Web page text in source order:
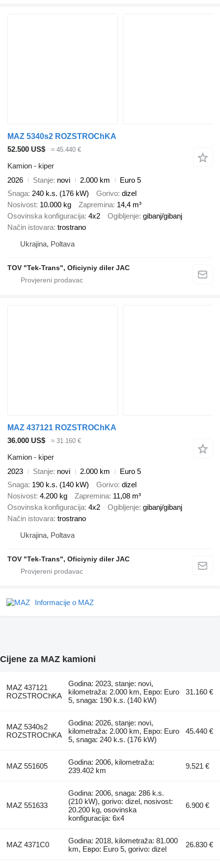
MAZ 5340s2 ROZSTROChKA
52.500 US$
≈ 45.440 €
Kamion - kiper
2026
Stanje novi 2.000 km
Euro 5
Snaga 240 k.s. (176 kW) Gorivo dizel
Nosivost 10.000 kg Zapremina 14,4 m³
Osovinska konfiguracija 4x2 Ogibljenje gibanj/gibanj
Način istovara trostrano
Ukrajina, Poltava
TOV "Tek-Trans", Oficiyniy diler JAC
MAZ 437121 ROZSTROChKA
36.000 US$
≈ 31.160 €
Kamion - kiper
2023
Stanje novi 2.000 km
Euro 5
Snaga 190 k.s. (140 kW) Gorivo dizel
Nosivost 4.200 kg Zapremina 11,08 m³
Osovinska konfiguracija 4x2 Ogibljenje gibanj/gibanj
Način istovara trostrano
Ukrajina, Poltava
TOV "Tek-Trans", Oficiyniy diler JAC
Informacije o MAZ
Cijene za MAZ kamioni
MAZ 437121
ROZSTROChKA
Godina: 2023, stanje: novi,
kilometraža: 2.000 km, Евро: Euro
5, snaga: 190 k.s. (140 kW)
31.160 €
MAZ 5340s2
ROZSTROChKA
Godina: 2026, stanje: novi,
kilometraža: 2.000 km, Евро: Euro
5, snaga: 240 k.s. (176 kW)
45.440 €
MAZ 551605
Godina: 2006, kilometraža:
239.402 km
9.521 €
MAZ 551633
Godina: 2006, snaga: 286 k.s.
(210 kW), gorivo: dizel, nosivost:
20.200 kg, osovinska
konfiguracija: 6x4
6.900 €
MAZ 4371C0
Godina: 2018, kilometraža: 81.000
km, Евро: Euro 5, gorivo: dizel
26.830 €